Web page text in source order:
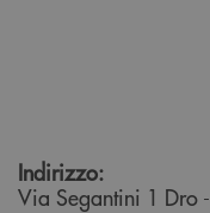
Indirizzo:
Via Segantini 1 Dro